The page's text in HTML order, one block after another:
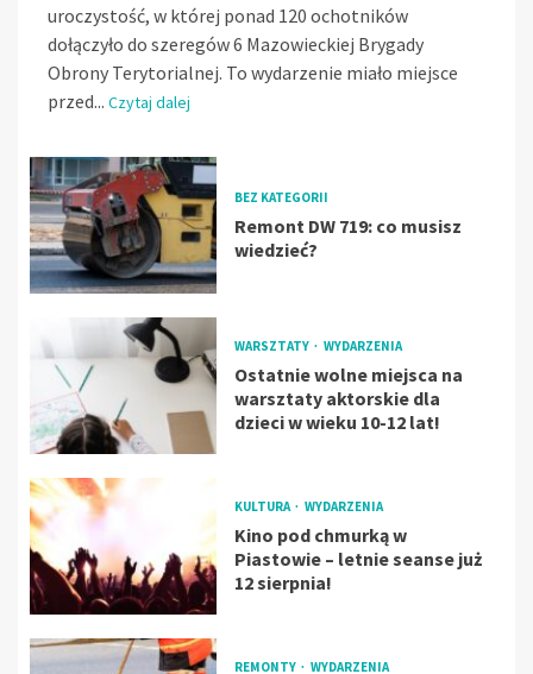
uroczystość, w której ponad 120 ochotników
dołączyło do szeregów 6 Mazowieckiej Brygady
Obrony Terytorialnej. To wydarzenie miało miejsce
przed... Czytaj dalej
BEZ KATEGORII
Remont DW 719: co musisz
wiedzieć?
WARSZTATY WYDARZENIA
Ostatnie wolne miejsca na
warsztaty aktorskie dla
dzieci w wieku 10-12 lat!
KULTURA WYDARZENIA
Kino pod chmurką w
Piastowie – letnie seanse już
12 sierpnia!
REMONTY WYDARZENIA